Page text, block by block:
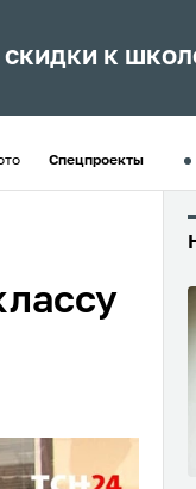
скидки к
Спецпроекты